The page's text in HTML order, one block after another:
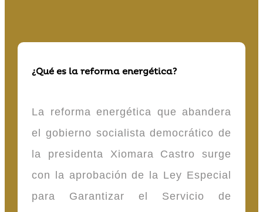
¿Qué es la reforma energética?
La reforma energética que abandera
el gobierno socialista democrático de
la presidenta Xiomara Castro surge
con la aprobación de la Ley Especial
para Garantizar el Servicio de